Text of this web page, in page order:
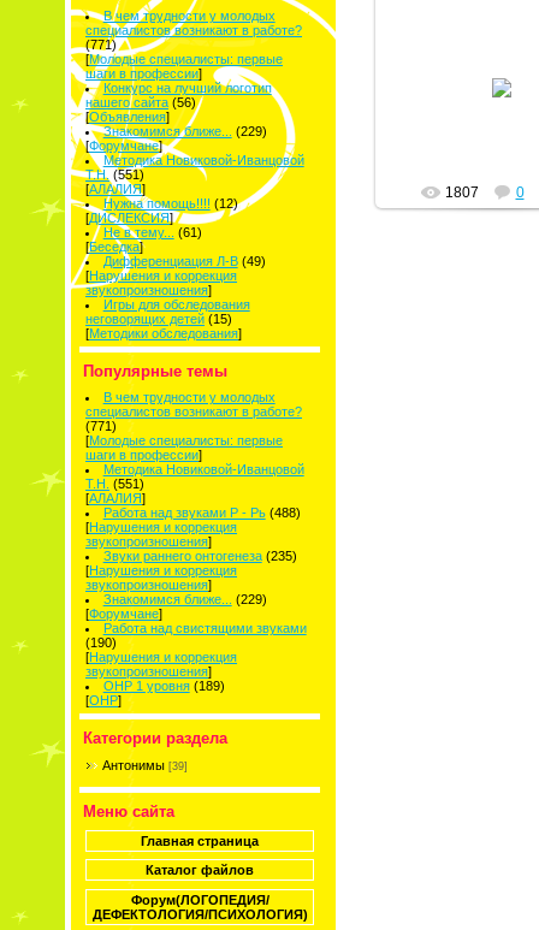
В чем трудности у молодых
специалистов возникают в работе?
(771)
[Молодые специалисты: первые
шаги в профессии]
Конкурс на лучший логотип
нашего сайта (56)
[Объявления]
Знакомимся ближе...
(229)
[Форумчане]
Методика Новиковой-Иванцовой
Т.Н. (551)
[АЛАЛИЯ]
Нужна помощь!!!! (12)
[ДИСЛЕКСИЯ]
Не в тему...
(61)
[Беседка]
Дифференциация Л-В (49)
[Нарушения и коррекция
звукопроизношения]
Игры для обследования
неговорящих детей (15)
[Методики обследования]
Популярные темы
В чем трудности у молодых
специалистов возникают в работе?
(771)
[Молодые специалисты: первые
шаги в профессии]
Методика Новиковой-Иванцовой
Т.Н. (551)
[АЛАЛИЯ]
Работа над звуками Р - Рь (488)
[Нарушения и коррекция
звукопроизношения]
Звуки раннего онтогенеза (235)
[Нарушения и коррекция
звукопроизношения]
Знакомимся ближе...
(229)
[Форумчане]
Работа над свистящими звуками
(190)
[Нарушения и коррекция
звукопроизношения]
ОНР 1 уровня (189)
[ОНР]
Категории раздела
Антонимы [39]
Меню сайта
Главная страница
Каталог файлов
Форум(ЛОГОПЕДИЯ/
ДЕФЕКТОЛОГИЯ/ПСИХОЛОГИЯ)
1807 0